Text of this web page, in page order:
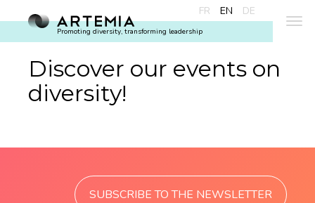
FR EN DE
Promoting diversity, transforming leadership
Discover our events on
diversity!
SUBSCRIBE TO THE NEWSLETTER